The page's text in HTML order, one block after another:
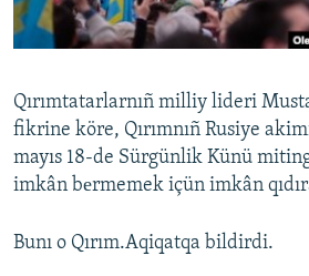
Українською
RFE/RS bütün saytları
Qırımtatarlarnıñ milliy lideri
fikrine köre, Qırımnıñ Rusiye
mayıs 18-de Sürgünlik Künü
imkân bеrmemek içün imkân
Bunı o Qırım.Aqiqatqa bildirdi.